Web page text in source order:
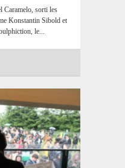
Caramelo, sorti les
Konstantin Sibold et
le...